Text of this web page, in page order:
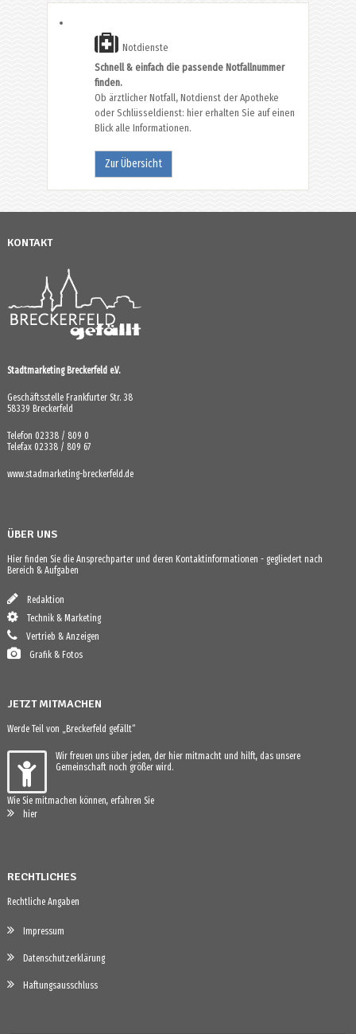
Notdienste
Schnell & einfach die passende Notfallnummer
finden.
Ob ärztlicher Notfall, Notdienst der Apotheke
oder Schlüsseldienst: hier erhalten Sie auf einen
Blick alle Informationen.
Zur Übersicht
KONTAKT
Stadtmarketing Breckerfeld e.V.
Geschäftsstelle Frankfurter Str. 38
58339 Breckerfeld
Telefon 02338 / 809 0
Telefax 02338 / 809 67
www.stadmarketing-breckerfeld.de
ÜBER UNS
Hier finden Sie die Ansprechparter und deren Kontaktinformationen - gegliedert nach
Bereich & Aufgaben
Redaktion
Technik & Marketing
Vertrieb & Anzeigen
Grafik & Fotos
JETZT MITMACHEN
Werde Teil von „Breckerfeld gefällt“
Wir freuen uns über jeden, der hier mitmacht und hilft, das unsere
Gemeinschaft noch größer wird.
Wie Sie mitmachen können, erfahren Sie
hier
RECHTLICHES
Rechtliche Angaben
Impressum
Datenschutzerklärung
Haftungsausschluss